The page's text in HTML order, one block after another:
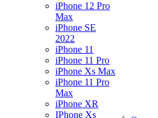
iPhone 12 Pro
Max
iPhone SE
2022
iPhone 11
iPhone 11 Pro
iPhone Xs Max
iPhone 11 Pro
Max
iPhone XR
IPhone Xs